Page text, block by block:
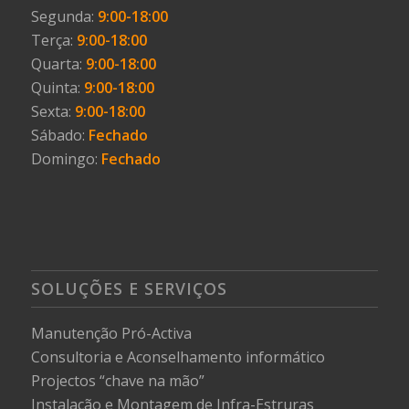
Segunda: 9:00-18:00
Terça: 9:00-18:00
Quarta: 9:00-18:00
Quinta: 9:00-18:00
Sexta: 9:00-18:00
Sábado: Fechado
Domingo: Fechado
SOLUÇÕES E SERVIÇOS
Manutenção Pró-Activa
Consultoria e Aconselhamento informático
Projectos “chave na mão”
Instalação e Montagem de Infra-Estruras